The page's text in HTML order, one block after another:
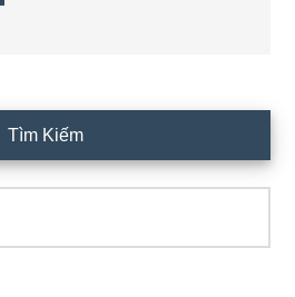
Tìm Kiếm